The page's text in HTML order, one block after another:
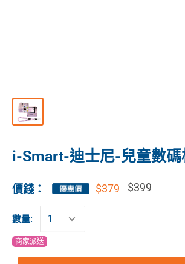
i-Smart-迪士尼-兒童數
價錢： $379 $399
數量:
商家派送